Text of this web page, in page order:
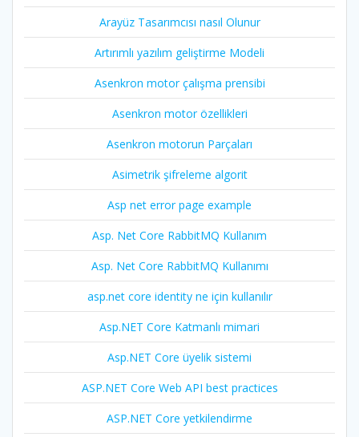
Arayüz Tasarımcısı nasıl Olunur
Artırımlı yazılım geliştirme Modeli
Asenkron motor çalışma prensibi
Asenkron motor özellikleri
Asenkron motorun Parçaları
Asimetrik şifreleme algorit
Asp net error page example
Asp. Net Core RabbitMQ Kullanım
Asp. Net Core RabbitMQ Kullanımı
asp.net core identity ne için kullanılır
Asp.NET Core Katmanlı mimari
Asp.NET Core üyelik sistemi
ASP.NET Core Web API best practices
ASP.NET Core yetkilendirme